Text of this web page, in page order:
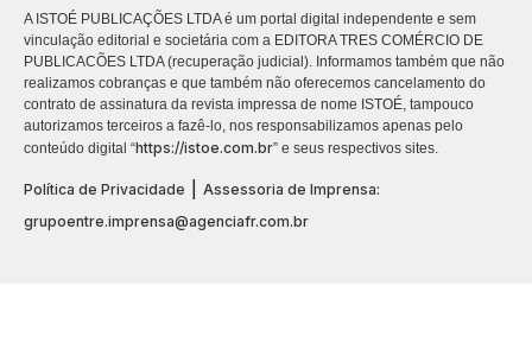
A ISTOÉ PUBLICAÇÕES LTDA é um portal digital independente e sem
vinculação editorial e societária com a EDITORA TRES COMÉRCIO DE
PUBLICACÕES LTDA (recuperação judicial). Informamos também que não
realizamos cobranças e que também não oferecemos cancelamento do
contrato de assinatura da revista impressa de nome ISTOÉ, tampouco
autorizamos terceiros a fazê-lo, nos responsabilizamos apenas pelo
conteúdo digital “https://istoe.com.br” e seus respectivos sites.
Política de Privacidade
Assessoria de Imprensa:
grupoentre.imprensa@agenciafr.com.br